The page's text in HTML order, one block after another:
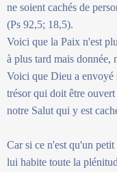
ne soient cachés de
(Ps 92,5; 18,5).
Voici que la Paix n'est
à plus tard mais donnée,
Voici que Dieu a envoyé
trésor qui doit être
notre Salut qui y est
Car si ce n'est qu'un
lui habite toute la